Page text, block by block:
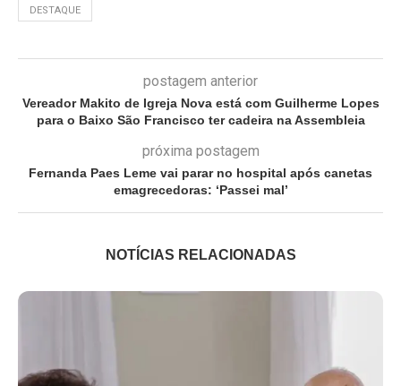
DESTAQUE
postagem anterior
Vereador Makito de Igreja Nova está com Guilherme Lopes
para o Baixo São Francisco ter cadeira na Assembleia
próxima postagem
Fernanda Paes Leme vai parar no hospital após canetas
emagrecedoras: ‘Passei mal’
NOTÍCIAS RELACIONADAS